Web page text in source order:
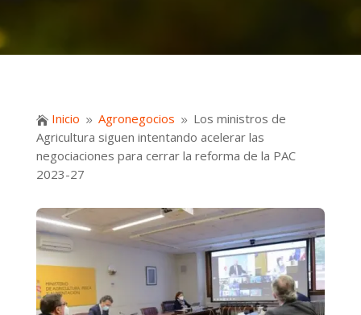
 Inicio 9 Agronegocios 9 Los ministros de
Agricultura siguen intentando acelerar las
negociaciones para cerrar la reforma de la PAC
2023-27